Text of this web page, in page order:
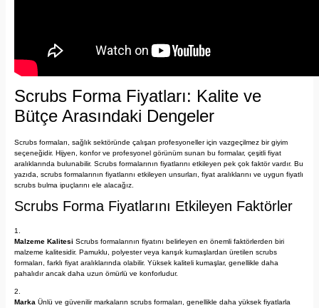
Scrubs Forma Fiyatları: Kalite ve
Bütçe Arasındaki Dengeler
Scrubs formaları, sağlık sektöründe çalışan profesyoneller için vazgeçilmez bir giyim
seçeneğidir. Hijyen, konfor ve profesyonel görünüm sunan bu formalar, çeşitli fiyat
aralıklarında bulunabilir. Scrubs formalarının fiyatlarını etkileyen pek çok faktör vardır. Bu
yazıda, scrubs formalarının fiyatlarını etkileyen unsurları, fiyat aralıklarını ve uygun fiyatlı
scrubs bulma ipuçlarını ele alacağız.
Scrubs Forma Fiyatlarını Etkileyen Faktörler
Malzeme Kalitesi Scrubs formalarının fiyatını belirleyen en önemli faktörlerden biri
malzeme kalitesidir. Pamuklu, polyester veya karışık kumaşlardan üretilen scrubs
formaları, farklı fiyat aralıklarında olabilir. Yüksek kaliteli kumaşlar, genellikle daha
pahalıdır ancak daha uzun ömürlü ve konforludur.
Marka Ünlü ve güvenilir markaların scrubs formaları, genellikle daha yüksek fiyatlarla